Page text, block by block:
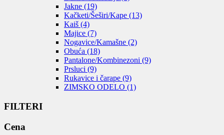
Jakne (19)
Kačketi/Šeširi/Kape (13)
Kaiš (4)
Majice (7)
Nogavice/Kamašne (2)
Obuća (18)
Pantalone/Kombinezoni (9)
Prsluci (9)
Rukavice i čarape (9)
ZIMSKO ODELO (1)
FILTERI
Cena